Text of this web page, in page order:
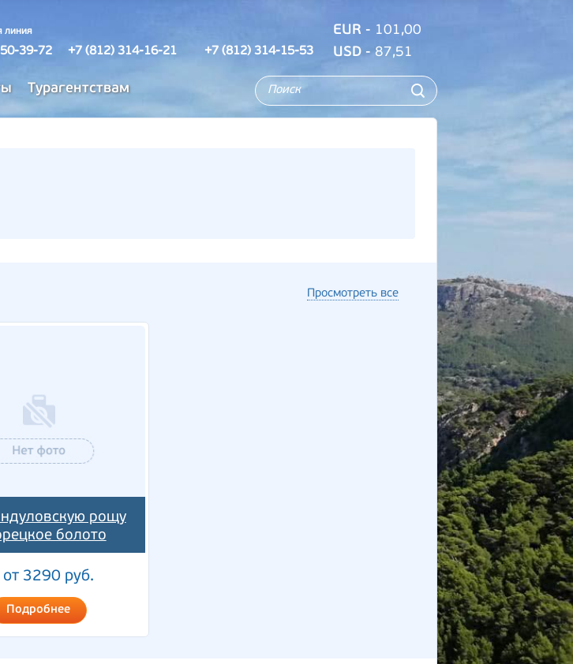
линия
39-72 +7 (812) 314-16-21 +7 (812) 314-15-53
EUR - 101,00
USD - 87,51
Турагентствам
Просмотреть все
рощу
болото
от 3290 руб.
Подробнее